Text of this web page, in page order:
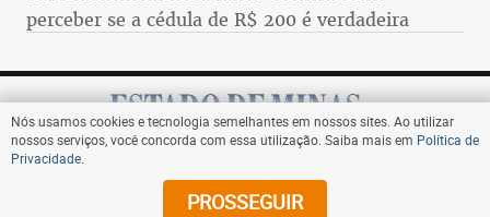
perceber se a cédula de R$ 200 é verdadeira
Assine
Nós usamos cookies e tecnologia semelhantes em nossos sites. Ao utilizar
nossos serviços, você concorda com essa utilização. Saiba mais em Política de
Privacidade
PROSSEGUIR